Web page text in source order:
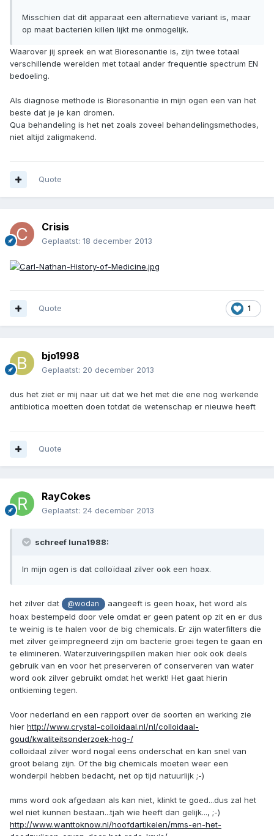
Misschien dat dit apparaat een alternatieve variant is, maar
op maat bacteriën killen lijkt me onmogelijk.
Waarover jij spreek en wat Bioresonantie is, zijn twee totaal
verschillende werelden met totaal ander frequentie spectrum EN
bedoeling.
Als diagnose methode is Bioresonantie in mijn ogen een van het
beste dat je je kan dromen.
Qua behandeling is het net zoals zoveel behandelingsmethodes,
niet altijd zaligmakend.
Quote
Crisis
Geplaatst: 18 december 2013
1
Quote
bjo1998
Geplaatst: 20 december 2013
dus het ziet er mij naar uit dat we het met die ene nog werkende
antibiotica moetten doen totdat de wetenschap er nieuwe heeft
Quote
RayCokes
Geplaatst: 24 december 2013
schreef luna1988:
In mijn ogen is dat colloïdaal zilver ook een hoax.
het zilver dat @wodan
aangeeft is geen hoax, het word als
hoax bestempeld door vele omdat er geen patent op zit en er dus
te weinig is te halen voor de big chemicals. Er zijn waterfilters die
met zilver geïmpregneerd zijn om bacterie groei tegen te gaan en
te elimineren. Waterzuiveringspillen maken hier ook ook deels
gebruik van en voor het preserveren of conserveren van water
word ook zilver gebruikt omdat het werkt! Het gaat hierin
ontkieming tegen.
Voor nederland en een rapport over de soorten en werking zie
hier http://www.crystal-colloidaal.nl/nl/colloidaal-
goud/kwaliteitsonderzoek-hog-/
colloidaal zilver word nogal eens onderschat en kan snel van
groot belang zijn. Of the big chemicals moeten weer een
wonderpil hebben bedacht, net op tijd natuurlijk ;-)
mms word ook afgedaan als kan niet, klinkt te goed...dus zal het
wel niet kunnen bestaan...tjah wie heeft dan gelijk..., ;-)
http://www.wanttoknow.nl/hoofdartikelen/mms-en-het-